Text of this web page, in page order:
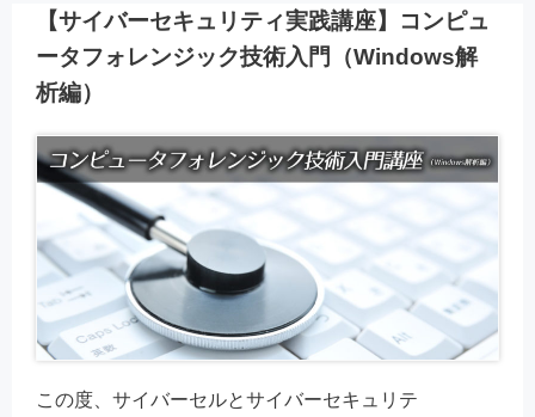
【サイバーセキュリティ実践講座】コンピュ
ータフォレンジック技術入門（Windows解
析編）
この度、サイバーセルとサイバーセキュリテ